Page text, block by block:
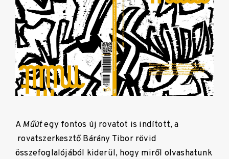
AMűútegy fontos új rovatot is indított, a
rovatszerkesztő Bárány Tibor rövid
összefoglalójából kiderül, hogy miről olvashatunk